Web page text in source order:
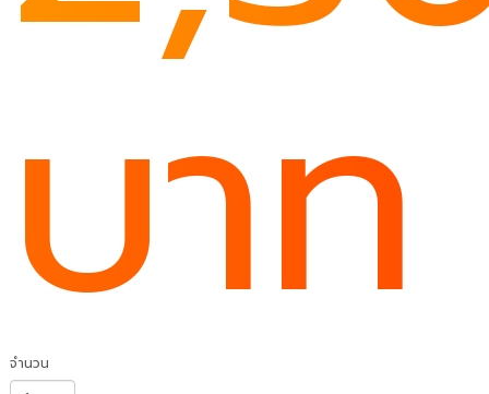
บาท
จำนวน